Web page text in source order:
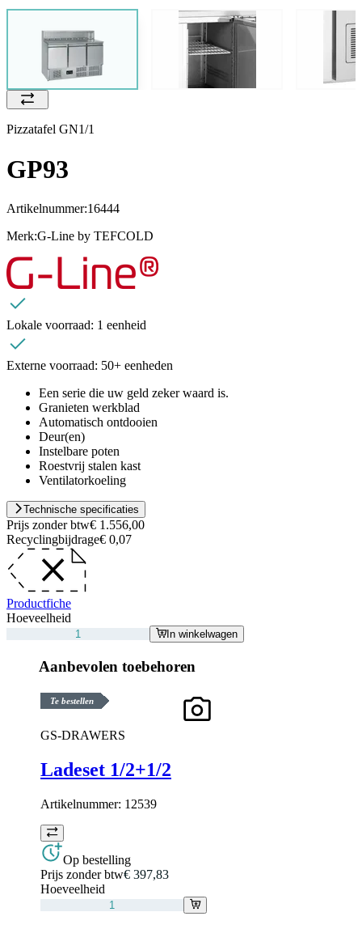
Pizzatafel GN1/1
GP93
Artikelnummer:16444
Merk:G-Line by TEFCOLD
Lokale voorraad: 1 eenheid
Externe voorraad: 50+ eenheden
Een serie die uw geld zeker waard is.
Granieten werkblad
Automatisch ontdooien
Deur(en)
Instelbare poten
Roestvrij stalen kast
Ventilatorkoeling
Technische specificaties
Prijs zonder btw€ 1.556,00
Recyclingbijdrage€ 0,07
Productfiche
Hoeveelheid
In winkelwagen
Aanbevolen toebehoren
Te bestellen
GS-DRAWERS
Ladeset 1/2+1/2
Artikelnummer: 12539
Op bestelling
Prijs zonder btw€ 397,83
Hoeveelheid